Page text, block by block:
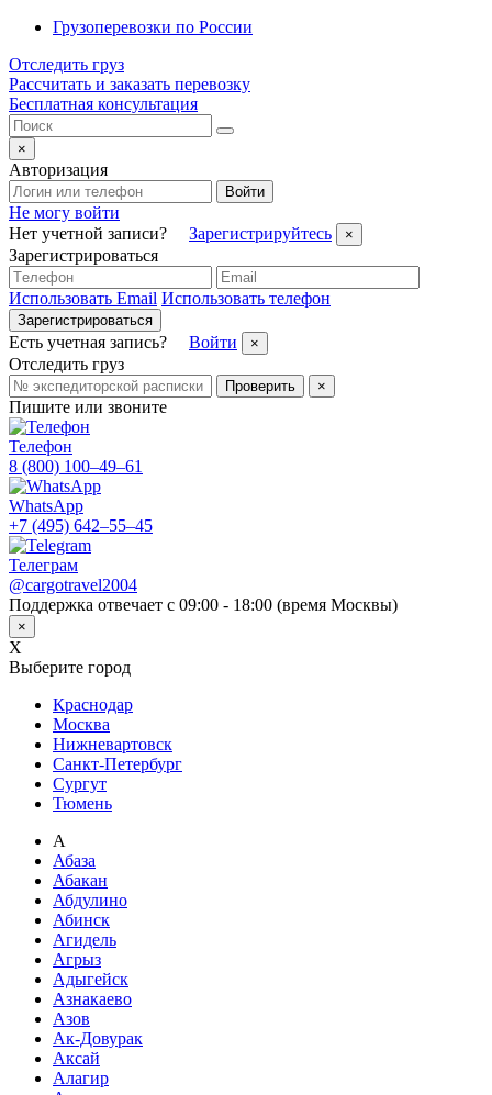
Грузоперевозки по России
Отследить груз
Рассчитать и заказать перевозку
Бесплатная консультация
×
Авторизация
Войти
Не могу войти
Нет учетной записи?
Зарегистрируйтесь ×
Зарегистрироваться
Использовать Email Использовать телефон
Зарегистрироваться
Есть учетная запись? Войти ×
Отследить груз
Проверить ×
Пишите или звоните
Телефон
8 (800) 100–49–61
WhatsApp
+7 (495) 642–55–45
Телеграм
@cargotravel2004
Поддержка отвечает с 09:00 - 18:00 (время Москвы)
×
X
Выберите город
Краснодар
Москва
Нижневартовск
Санкт-Петербург
Сургут
Тюмень
А
Абаза
Абакан
Абдулино
Абинск
Агидель
Агрыз
Адыгейск
Азнакаево
Азов
Ак-Довурак
Аксай
Алагир